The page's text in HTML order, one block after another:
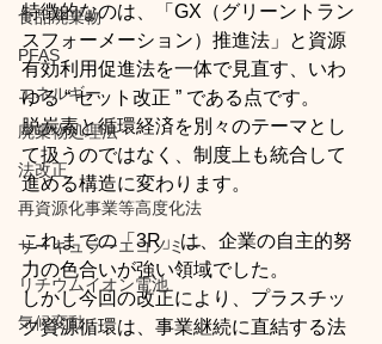
食品廃棄物
PFAS
エネルギー
廃棄物処理法
法改正
再資源化事業等高度化法
サーキュラーエコノミー
リチウムイオン電池
気候変動
特徴的なのは、「GX（グリーントラン
スフォーメーション）推進法」と資源
有効利用促進法を一体で見直す、いわ
ゆる “ セット改正 ” である点です。
脱炭素と循環経済を別々のテーマとし
て扱うのではなく、制度上も統合して
進める構造に変わります。
これまでの「3R」は、企業の自主的努
力の色合いが強い領域でした。
しかし今回の改正により、プラスチッ
ク資源循環は、事業継続に直結する法